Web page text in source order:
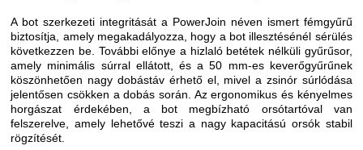
A bot szerkezeti integritását a PowerJoin néven ismert fémgyűrű
biztosítja, amely megakadályozza, hogy a bot illesztésénél sérülés
következzen be. További előnye a hizlaló betétek nélküli gyűrűsor,
amely minimális súrral ellátott, és a 50 mm-es keverőgyűrűnek
köszönhetően nagy dobástáv érhető el, mivel a zsinór súrlódása
jelentősen csökken a dobás során. Az ergonomikus és kényelmes
horgászat érdekében, a bot megbízható orsótartóval van
felszerelve, amely lehetővé teszi a nagy kapacitású orsók stabil
rögzítését.